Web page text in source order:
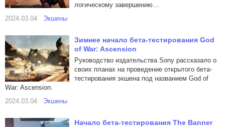
логическому завершению…
2024.03.04
Экшены
Зимнее начало бета-тестирования God
of War: Ascension
Руководство издательства Sony рассказало о
своих планах на проведение открытого бета-
тестирования экшена под названием God of
War: Ascension.
2024.03.04
Экшены
Начало бета-тестирования The Banner